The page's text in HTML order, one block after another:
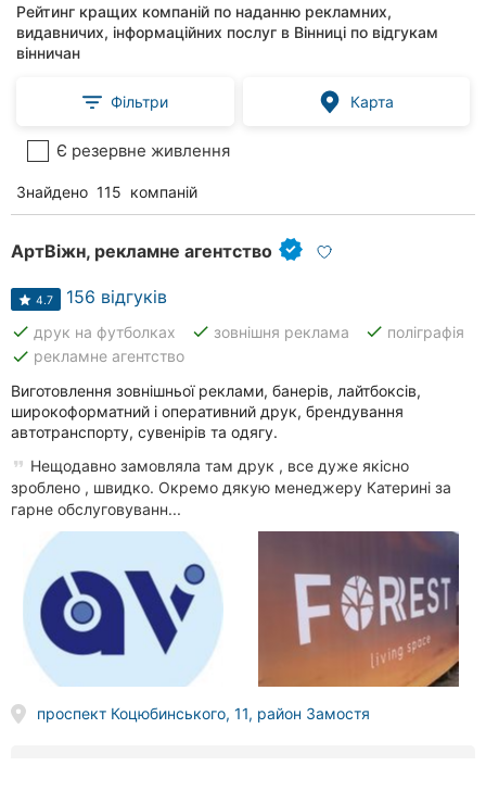
Рейтинг кращих компаній по наданню рекламних,
видавничих, інформаційних послуг в Вінниці по відгукам
вінничан
Фільтри Карта
Є резервне живлення
Знайдено 115 компаній
АртВіжн, рекламне агентство
4.7 156 відгуків
done друк на футболках done зовнішня реклама done поліграфія
done рекламне агентство
Виготовлення зовнішньої реклами, банерів, лайтбоксів,
широкоформатний і оперативний друк, брендування
автотранспорту, сувенірів та одягу.
Нещодавно замовляла там друк , все дуже якісно
зроблено , швидко. Окремо дякую менеджеру Катерині за
гарне обслуговуванн...
проспект Коцюбинського, 11, район Замостя